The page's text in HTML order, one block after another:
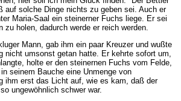
auf solche Dinge nichts zu geben sei. Auch er
Maria-Saal ein steinerner Fuchs liege. Er sei
zu holen, dadurch werde er reich werden.
Mann, gab ihm ein paar Kreuzer und wußte
nicht umsonst getan hatte. Er kehrte sofort um,
holte er den steinernen Fuchs vom Felde,
seinem Bauche eine Unmenge von
ihm erst das Licht auf, wie es kam, daß der
ungewöhnlich schwer war.